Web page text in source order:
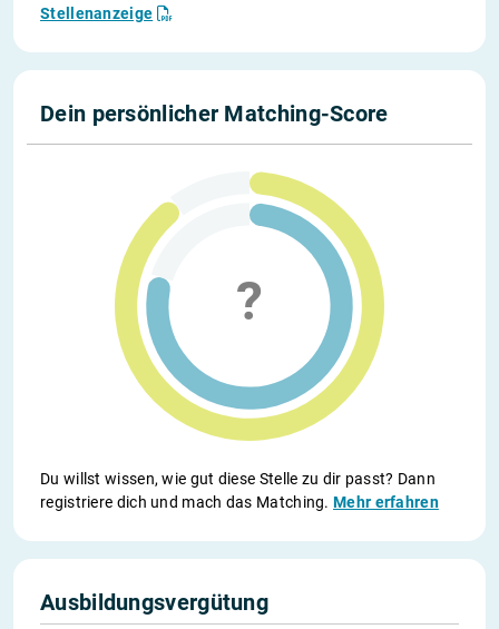
Stellenanzeige
Dein persönlicher Matching-Score
Du willst wissen, wie gut diese Stelle zu dir passt? Dann
registriere dich und mach das Matching.Mehr erfahren
Ausbildungsvergütung